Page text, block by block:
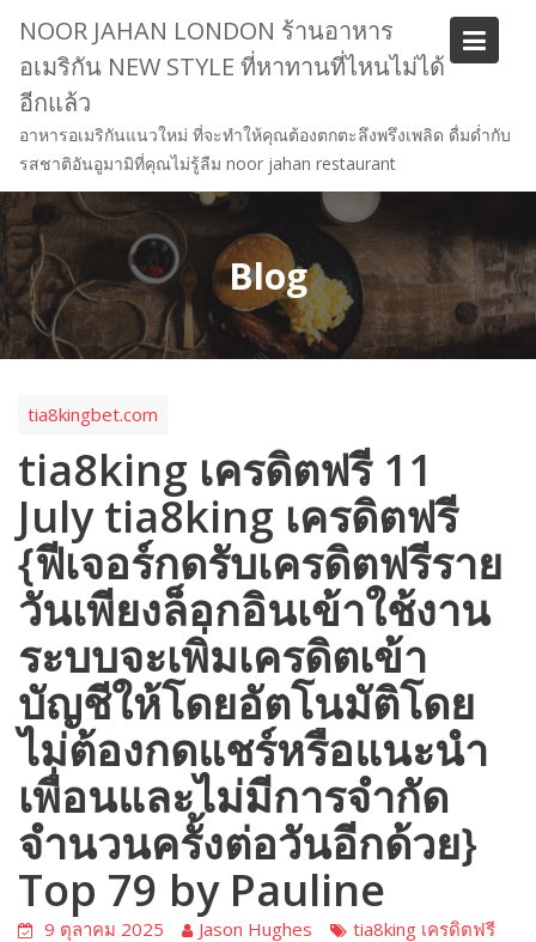
content
NOOR JAHAN LONDON ร้านอาหาร
อเมริกัน NEW STYLE ที่หาทานที่ไหนไม่ได้
อีกแล้ว
อาหารอเมริกันแนวใหม่ ที่จะทำให้คุณต้องตกตะลึงพรึงเพลิด ดื่มด่ำกับ
รสชาติอันอูมามิที่คุณไม่รู้ลืม noor jahan restaurant
Blog
tia8kingbet.com
tia8king เครดิตฟรี 11
July tia8king เครดิตฟรี
{ฟีเจอร์กดรับเครดิตฟรีราย
วันเพียงล็อกอินเข้าใช้งาน
ระบบจะเพิ่มเครดิตเข้า
บัญชีให้โดยอัตโนมัติโดย
ไม่ต้องกดแชร์หรือแนะนำ
เพื่อนและไม่มีการจำกัด
จำนวนครั้งต่อวันอีกด้วย}
Top 79 by Pauline
9 ตุลาคม 2025 Jason Hughes tia8king เครดิตฟรี